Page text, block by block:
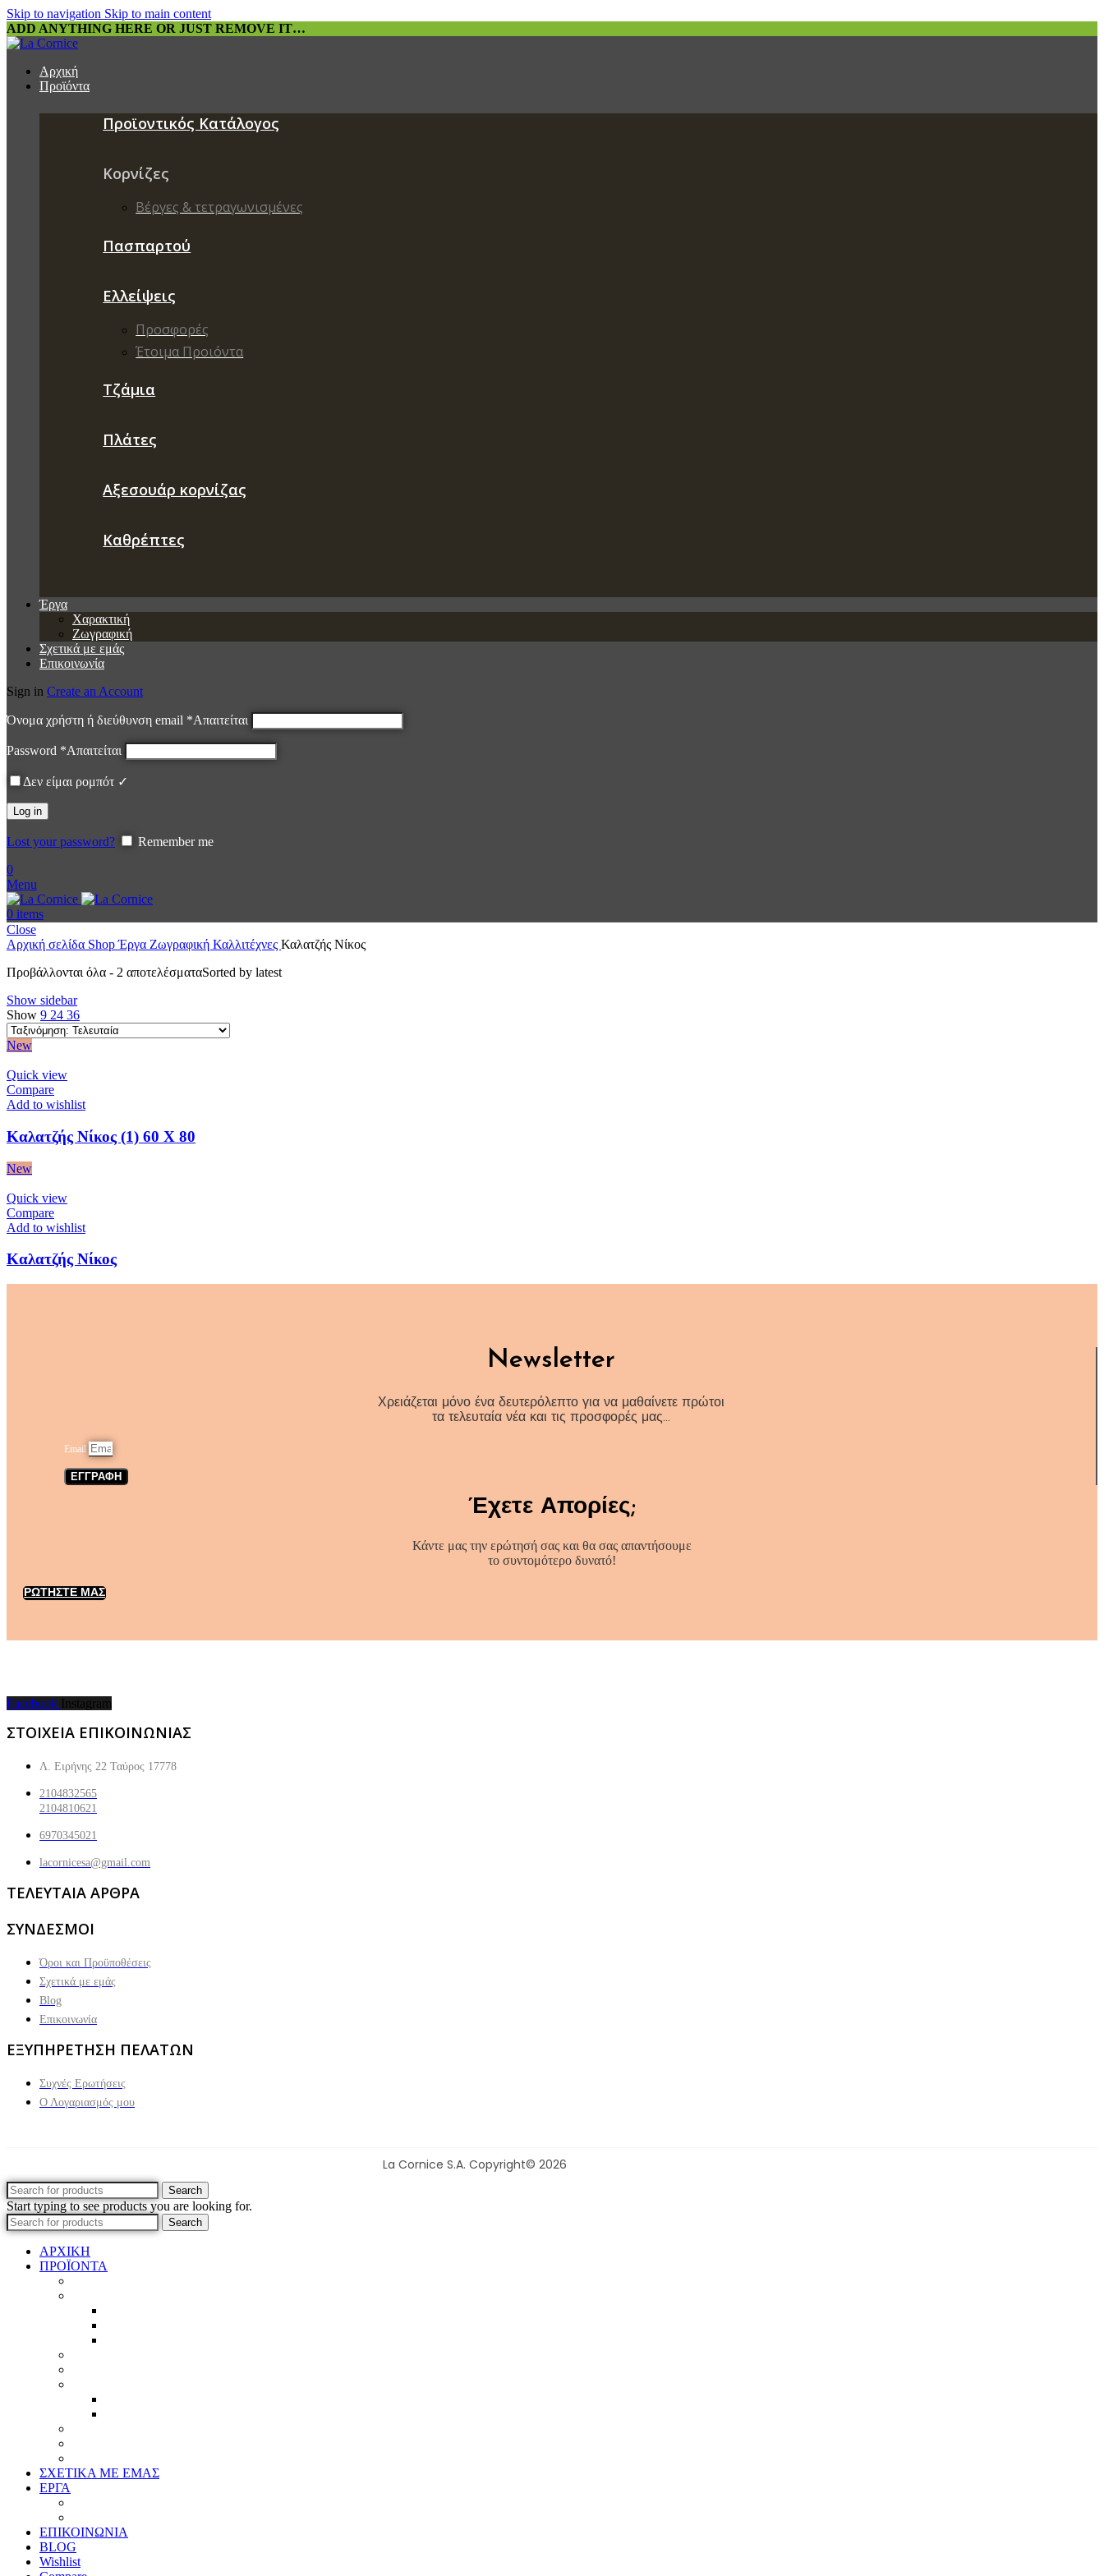
Skip to navigation Skip to main content
ADD ANYTHING HERE OR JUST REMOVE IT…
Αρχική
Προϊόντα
Προϊοντικός Κατάλογος
Κορνίζες
Βέργες & τετραγωνισμένες
Πασπαρτού
Ελλείψεις
Προσφορές
Έτοιμα Προιόντα
Τζάμια
Πλάτες
Αξεσουάρ κορνίζας
Καθρέπτες
Έργα
Χαρακτική
Ζωγραφική
Σχετικά με εμάς
Επικοινωνία
Sign in Create an Account
Όνομα χρήστη ή διεύθυνση email *Απαιτείται
Password *Απαιτείται
Δεν είμαι ρομπότ ✓
Log in
Lost your password?
Remember me
0
Menu
0 items
Close
Αρχική σελίδα ShopΈργα Ζωγραφική Καλλιτέχνες Καλατζής Νίκος
Προβάλλονται όλα - 2 αποτελέσματαSorted by latest
Show sidebar
Show 9 24 36
New
Quick view
Compare
Add to wishlist
Καλατζής Νίκος (1) 60 Χ 80
New
Quick view
Compare
Add to wishlist
Καλατζής Νίκος
Newsletter
Χρειάζεται μόνο ένα δευτερόλεπτο για να μαθαίνετε πρώτοι
τα τελευταία νέα και τις προσφορές μας…
Email
ΕΓΓΡΑΦΗ
Έχετε Απορίες;
Κάντε μας την ερώτησή σας και θα σας απαντήσουμε
το συντομότερο δυνατό!
ΡΩΤΗΣΤΕ ΜΑΣ
Facebook Instagram
ΣΤΟΙΧΕΙΑ ΕΠΙΚΟΙΝΩΝΙΑΣ
Λ. Ειρήνης 22 Ταύρος 17778
2104832565
2104810621
6970345021
lacornicesa@gmail.com
ΤΕΛΕΥΤΑΙΑ ΑΡΘΡΑ
ΣΥΝΔΕΣΜΟΙ
Όροι και Προϋποθέσεις
Σχετικά με εμάς
Blog
Επικοινωνία
ΕΞΥΠΗΡΕΤΗΣΗ ΠΕΛΑΤΩΝ
Συχνές Ερωτήσεις
Ο Λογαριασμός μου
La Cornice S.A. Copyright© 2026
Search
Start typing to see products you are looking for.
Search
ΑΡΧΙΚΗ
ΠΡΟΪΟΝΤΑ
ΣΧΕΤΙΚΑ ΜΕ ΕΜΑΣ
ΕΡΓΑ
ΕΠΙΚΟΙΝΩΝΙΑ
BLOG
Wishlist